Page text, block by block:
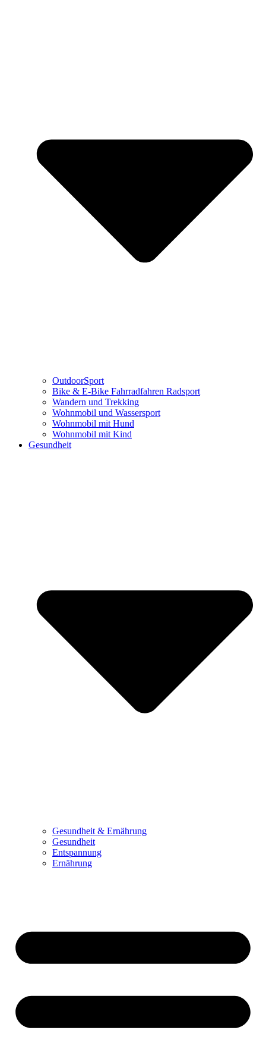
OutdoorSport
Bike & E-Bike Fahrradfahren Radsport
Wandern und Trekking
Wohnmobil und Wassersport
Wohnmobil mit Hund
Wohnmobil mit Kind
Gesundheit
Gesundheit & Ernährung
Gesundheit
Entspannung
Ernährung